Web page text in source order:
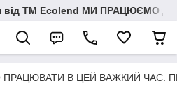
від ТМ Ecolend МИ ПРАЦЮЄМО
В ЦЕЙ ВАЖКИЙ ЧАС.